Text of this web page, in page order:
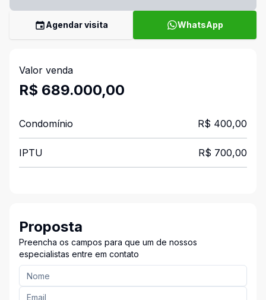
Agendar visita WhatsApp
Valor venda
R$ 689.000,00
Condomínio R$ 400,00
IPTU R$ 700,00
Proposta
Preencha os campos para que um de nossos
especialistas entre em contato